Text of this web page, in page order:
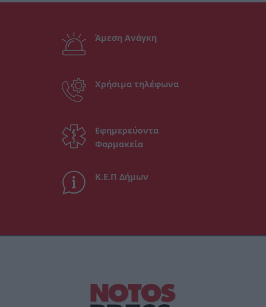
Άμεση Ανάγκη
Χρήσιμα τηλέφωνα
Εφημερεύοντα
Φαρμακεία
Κ.Ε.Π Δήμων